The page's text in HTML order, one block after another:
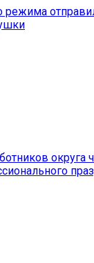
режима
округа